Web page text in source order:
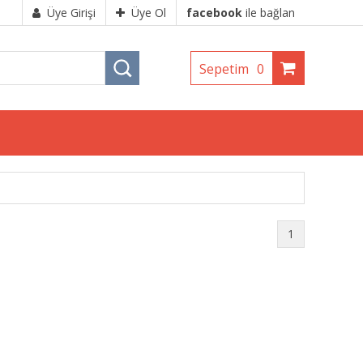
Üye Girişi Üye Ol facebook ile bağlan
Sepetim 0
1